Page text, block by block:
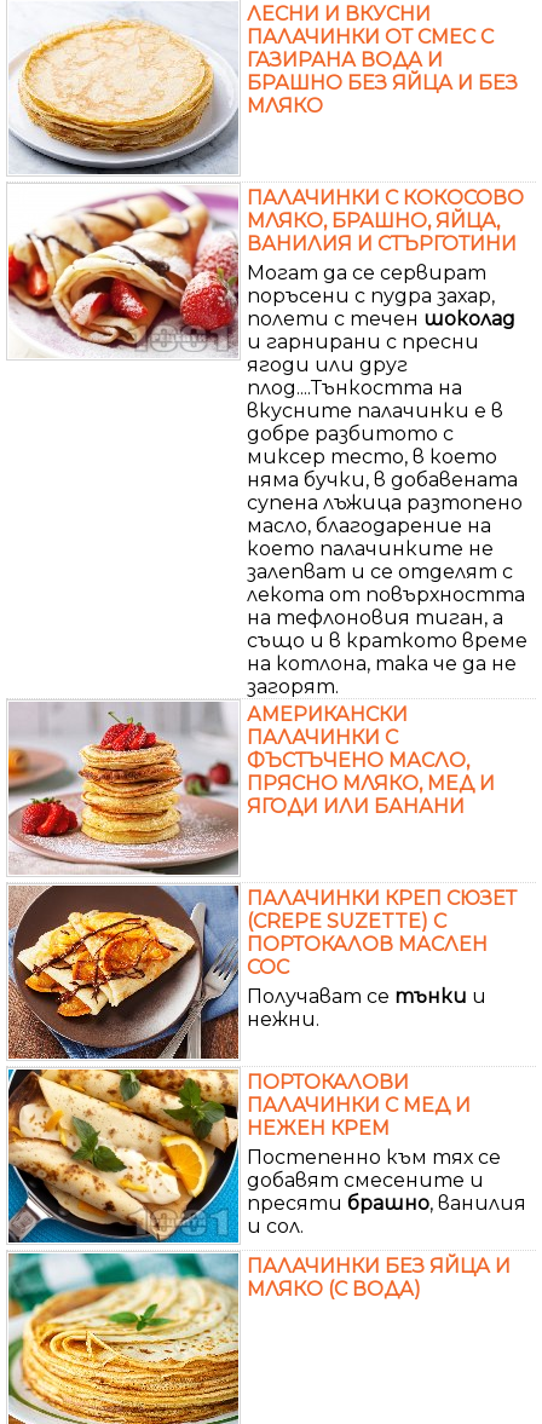
ЛЕСНИ И ВКУСНИ
ПАЛАЧИНКИ ОТ СМЕС С
ГАЗИРАНА ВОДА И
БРАШНО БЕЗ ЯЙЦА И БЕЗ
МЛЯКО
ПАЛАЧИНКИ С КОКОСОВО
МЛЯКО, БРАШНО, ЯЙЦА,
ВАНИЛИЯ И СТЪРГОТИНИ
Могат да се сервират
поръсени с пудра захар,
полети с течен шоколад
и гарнирани с пресни
ягоди или друг
плод....Тънкостта на
вкусните палачинки е в
добре разбитото с
миксер тесто, в което
няма бучки, в добавената
супена лъжица разтопено
масло, благодарение на
което палачинките не
залепват и се отделят с
лекота от повърхността
на тефлоновия тиган, а
също и в краткото време
на котлона, така че да не
загорят.
АМЕРИКАНСКИ
ПАЛАЧИНКИ С
ФЪСТЪЧЕНО МАСЛО,
ПРЯСНО МЛЯКО, МЕД И
ЯГОДИ ИЛИ БАНАНИ
ПАЛАЧИНКИ КРЕП СЮЗЕТ
(CREPE SUZETTE) С
ПОРТОКАЛОВ МАСЛЕН
СОС
Получават се тънки и
нежни.
ПОРТОКАЛОВИ
ПАЛАЧИНКИ С МЕД И
НЕЖЕН КРЕМ
Постепенно към тях се
добавят смесените и
пресяти брашно, ванилия
и сол.
ПАЛАЧИНКИ БЕЗ ЯЙЦА И
МЛЯКО (С ВОДА)